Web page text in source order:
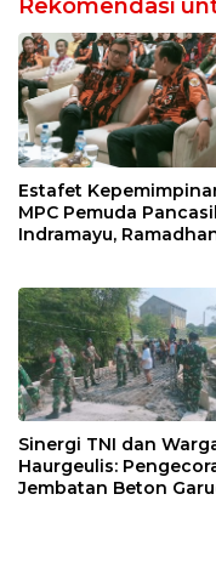
Rekomendasi
Estafet
MPC Pemuda
Indramayu,
Muscablub
Sinergi TNI dan
Haurgeulis:
Jembatan Beton